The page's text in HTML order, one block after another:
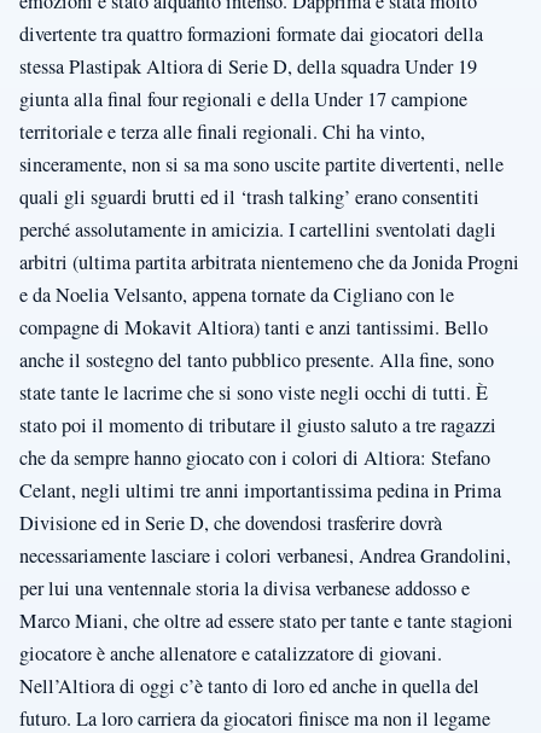
divertente tra quattro formazioni formate dai giocatori della
stessa Plastipak Altiora di Serie D, della squadra Under 19
giunta alla final four regionali e della Under 17 campione
territoriale e terza alle finali regionali. Chi ha vinto,
sinceramente, non si sa ma sono uscite partite divertenti, nelle
quali gli sguardi brutti ed il ‘trash talking’ erano consentiti
perché assolutamente in amicizia. I cartellini sventolati dagli
arbitri (ultima partita arbitrata nientemeno che da Jonida Progni
e da Noelia Velsanto, appena tornate da Cigliano con le
compagne di Mokavit Altiora) tanti e anzi tantissimi. Bello
anche il sostegno del tanto pubblico presente. Alla fine, sono
state tante le lacrime che si sono viste negli occhi di tutti. È
stato poi il momento di tributare il giusto saluto a tre ragazzi
che da sempre hanno giocato con i colori di Altiora: Stefano
Celant, negli ultimi tre anni importantissima pedina in Prima
Divisione ed in Serie D, che dovendosi trasferire dovrà
necessariamente lasciare i colori verbanesi, Andrea Grandolini,
per lui una ventennale storia la divisa verbanese addosso e
Marco Miani, che oltre ad essere stato per tante e tante stagioni
giocatore è anche allenatore e catalizzatore di giovani.
Nell’Altiora di oggi c’è tanto di loro ed anche in quella del
futuro. La loro carriera da giocatori finisce ma non il legame